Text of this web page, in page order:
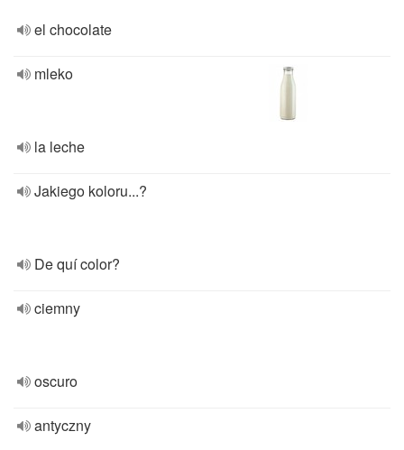
el chocolate
mleko
la leche
Jakiego koloru...?
De quí color?
ciemny
oscuro
antyczny